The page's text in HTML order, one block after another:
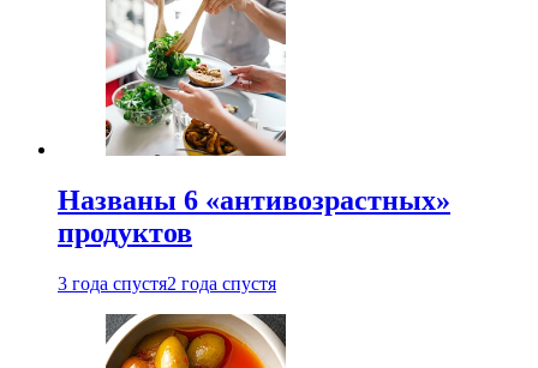
Названы 6 «антивозрастных»
продуктов
3 года спустя2 года спустя